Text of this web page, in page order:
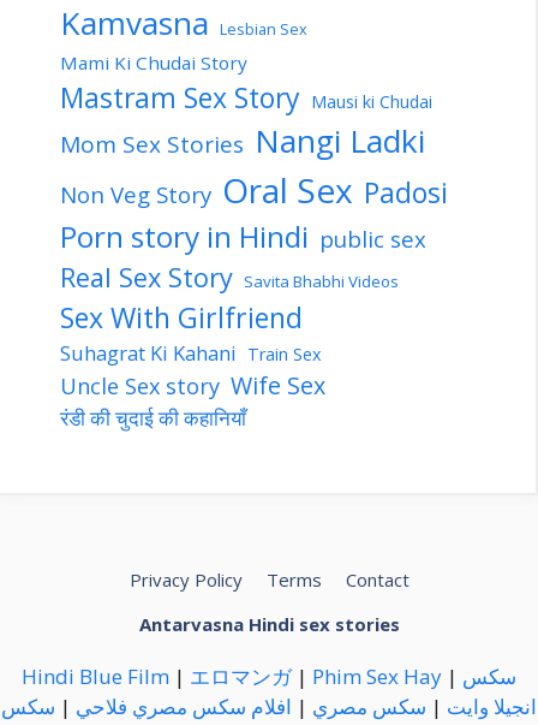
Kamvasna Lesbian Sex
Mami Ki Chudai Story
Mastram Sex Story Mausi ki Chudai
Mom Sex Stories Nangi Ladki
Non Veg Story Oral Sex Padosi
Porn story in Hindi public sex
Real Sex Story Savita Bhabhi Videos
Sex With Girlfriend
Suhagrat Ki Kahani Train Sex
Uncle Sex story Wife Sex
रंडी की चुदाई की कहानियाँ
Privacy Policy Terms
Contact
Antarvasna Hindi sex stories
Hindi Blue Film | エロマンガ| Phim Sex Hay | سكس
انجيلا وايت | سكس مصري | افلام سكس مصري فلاحي | سكس